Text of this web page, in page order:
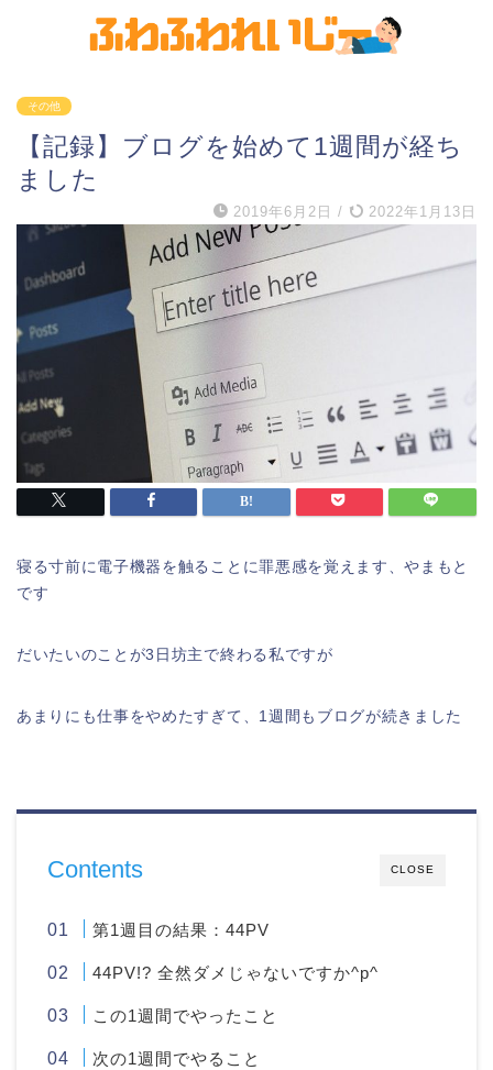
その他
【記録】ブログを始めて1週間が経ち
ました
2019年6月2日 / 2022年1月13日
寝る寸前に電子機器を触ることに罪悪感を覚えます、やまもと
です
だいたいのことが3日坊主で終わる私ですが
あまりにも仕事をやめたすぎて、1週間もブログが続きました
CLOSE
Contents
第1週目の結果：44PV
44PV!? 全然ダメじゃないですか^p^
この1週間でやったこと
次の1週間でやること